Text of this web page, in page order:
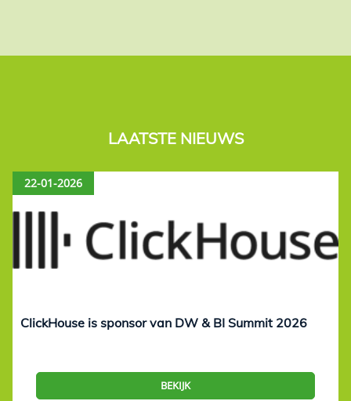
LAATSTE NIEUWS
22-01-2026
ClickHouse is sponsor van DW & BI Summit 2026
BEKIJK